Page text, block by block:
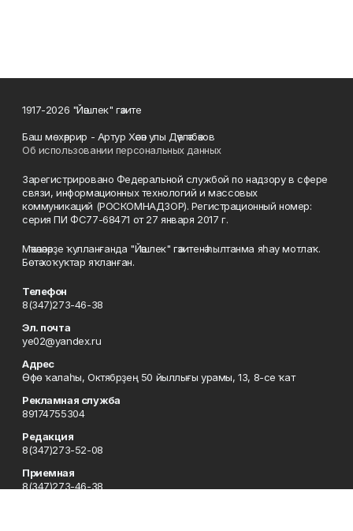
1917-2026 "Йәшлек" гәзите
Баш мөхәррир - Артур Хәсән улы Дәүләтбәков
Об использовании персональных данных
Зарегистрировано Федеральной службой по надзору в сфере
связи, информационных технологий и массовых
коммуникаций (РОСКОМНАДЗОР). Регистрационный номер:
серия ПИ ФС77-68471 от 27 января 2017 г.
Мәҡәләләрҙе ҡулланғанда "Йәшлек" гәзитенә һылтанма яһау мотлаҡ.
Бөтә хоҡуҡтар яҡланған.
Телефон
8(347)273-46-38
Эл. почта
ye02@yandex.ru
Адрес
Өфө ҡалаһы, Октябрҙең 50 йыллығы урамы, 13, 8-се ҡат
Рекламная служба
89174755304
Редакция
8(347)273-52-08
Приемная
8(347)273-46-38